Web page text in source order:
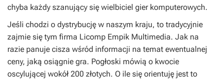
chyba każdy szanujący się wielbiciel gier komputerowych.
Jeśli chodzi o dystrybucję w naszym kraju, to tradycyjnie
zajmie się tym firma Licomp Empik Multimedia. Jak na
razie panuje cisza wśród informacji na temat ewentualnej
ceny, jaką osiągnie gra. Pogłoski mówią o kwocie
oscylującej wokół 200 złotych. O ile się orientuję jest to